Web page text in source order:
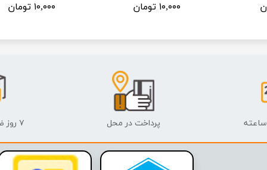
۱۰,۰۰۰ تومان ۱۰,۰۰۰ تومان
پرداخت در محل ۷ روز ضمانت بازگشت